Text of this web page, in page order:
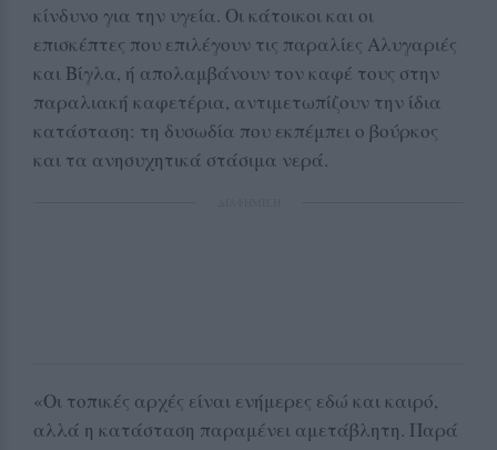
κίνδυνο για την υγεία. Οι κάτοικοι και οι
επισκέπτες που επιλέγουν τις παραλίες Αλυγαριές
και Βίγλα, ή απολαμβάνουν τον καφέ τους στην
παραλιακή καφετέρια, αντιμετωπίζουν την ίδια
κατάσταση: τη δυσωδία που εκπέμπει ο βούρκος
και τα ανησυχητικά στάσιμα νερά.
«Οι τοπικές αρχές είναι ενήμερες εδώ και καιρό,
αλλά η κατάσταση παραμένει αμετάβλητη. Παρά